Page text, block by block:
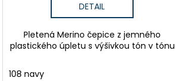
DETAIL
Pletená Merino čepice z jemného
plastického úpletu s výšivkou tón v tónu
108 navy